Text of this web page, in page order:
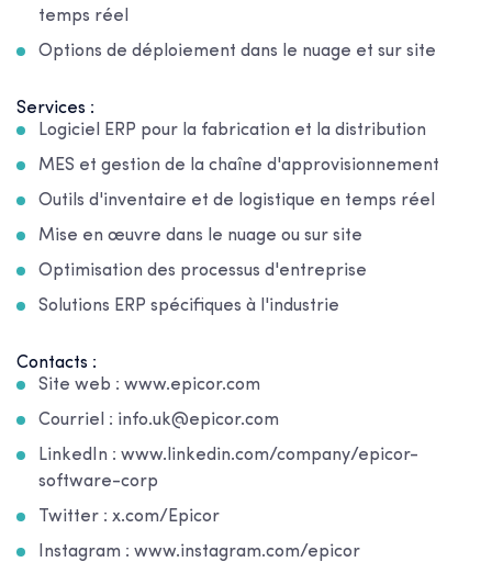
temps réel
Options de déploiement dans le nuage et sur site
Services :
Logiciel ERP pour la fabrication et la distribution
MES et gestion de la chaîne d'approvisionnement
Outils d'inventaire et de logistique en temps réel
Mise en œuvre dans le nuage ou sur site
Optimisation des processus d'entreprise
Solutions ERP spécifiques à l'industrie
Contacts :
Site web : www.epicor.com
Courriel : info.uk@epicor.com
LinkedIn : www.linkedin.com/company/epicor-
software-corp
Twitter : x.com/Epicor
Instagram : www.instagram.com/epicor